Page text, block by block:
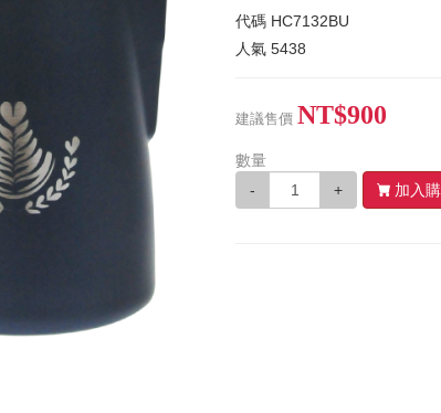
代碼 HC7132BU
人氣 5438
建議售價 NT$900
數量
-
+ 加入